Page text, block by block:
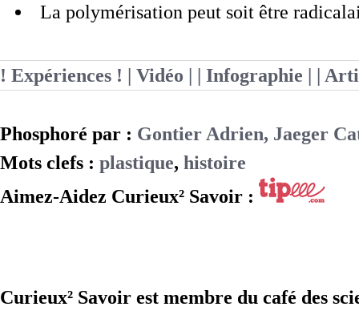
La polymérisation peut soit être
! Expériences ! | Vidéo | | Infographie | |
Phosphoré par : Gontier Adrien, Jaeger
Mots clefs : plastique, histoire
Aimez-Aidez Curieux² Savoir :
Curieux² Savoir est membre du café des